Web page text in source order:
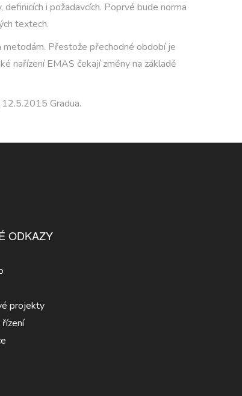
i požadavcích. Poprvé bude norma
textech.
Přestože přechodné období je
nařízení EMAS čekají změny na základě
Gradua.
ODKAZY
projekty